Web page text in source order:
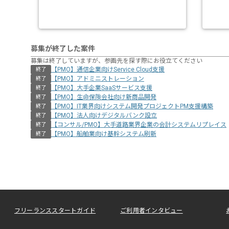
募集が終了した案件
募集は終了していますが、参画先を探す際にお役立てください
終了 【PMO】通信企業向けService Cloud支援
終了 【PMO】アドミニストレーション
終了 【PMO】大手企業SaaSサービス支援
終了 【PMO】生命保険会社向け新商品開発
終了 【PMO】IT業界向けシステム開発プロジェクトPM支援構築
終了 【PMO】法人向けデジタルバンク設立
終了 【コンサル/PMO】大手道路業界企業の会計システムリプレイス
終了 【PMO】船舶業向け基幹システム刷新
フリーランススタートガイド ご利用者インタビュー